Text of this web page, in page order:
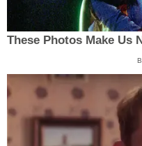
These Photos Make Us